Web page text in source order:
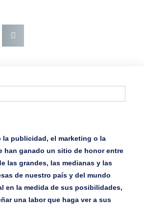
la publicidad, el marketing o la
han ganado un sitio de honor entre
las grandes, las medianas y las
de nuestro país y del mundo
en la medida de sus posibilidades,
una labor que haga ver a sus